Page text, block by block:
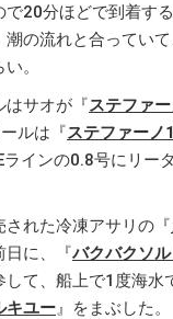
20分ほどで到着する
の流れと合ってい
。
はサオが『ステファ
ルは『ステファーノ
ラインの0.8号にリー
された冷凍アサリの『
日に、『バクバクソ
して、船上で1度海水
キユー』をまぶした。